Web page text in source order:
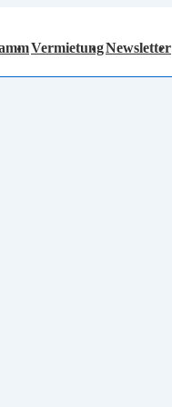
VermietungNewsletter